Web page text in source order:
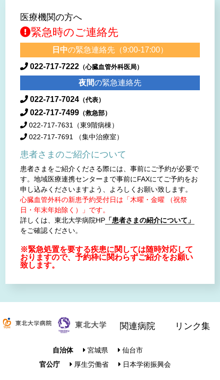
医療機関の方へ
緊急時のご連絡先
日中の緊急連絡先（9:00-17:00）
022-717-7222 （心臓血管外科医局）
夜間の緊急連絡先
022-717-7024 （代表）
022-717-7499 （救急部）
022-717-7631
（東9階病棟）
022-717-7691
（集中治療室）
患者さまのご紹介について
患者さまをご紹介くださる際には、事前にご予約が必要で
す。地域医療連携センターまで事前にFAXにてご予約をお
申し込みくださいますよう、よろしくお願い致します。
心臓血管外科の新患予約受付日は「木曜・金曜 （祝祭
日・年末年始除く）」です。
詳しくは、東北大学病院HP 「患者さまの紹介について」
をご確認ください。
※緊急処置を要する疾患に関しては随時対応して
おりますので、予約枠に関わらずご紹介をお願い
致します。
関連病院 リンク集
自治体 宮城県
仙台市
官公庁
厚生労働省 日本学術振興会